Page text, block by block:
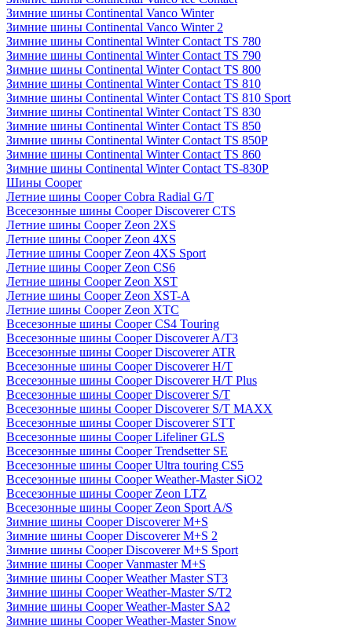
Зимние шины Continental Vanco Winter
Зимние шины Continental Vanco Winter 2
Зимние шины Continental Winter Contact TS 780
Зимние шины Continental Winter Contact TS 790
Зимние шины Continental Winter Contact TS 800
Зимние шины Continental Winter Contact TS 810
Зимние шины Continental Winter Contact TS 810 Sport
Зимние шины Continental Winter Contact TS 830
Зимние шины Continental Winter Contact TS 850
Зимние шины Continental Winter Contact TS 850P
Зимние шины Continental Winter Contact TS 860
Зимние шины Continental Winter Contact TS-830P
Шины Cooper
Летние шины Cooper Cobra Radial G/T
Всесезонные шины Cooper Discoverer CTS
Летние шины Cooper Zeon 2XS
Летние шины Cooper Zeon 4XS
Летние шины Cooper Zeon 4XS Sport
Летние шины Cooper Zeon CS6
Летние шины Cooper Zeon XST
Летние шины Cooper Zeon XST-A
Летние шины Cooper Zeon XTC
Всесезонные шины Cooper CS4 Touring
Всесезонные шины Cooper Discoverer A/T3
Всесезонные шины Cooper Discoverer ATR
Всесезонные шины Cooper Discoverer H/T
Всесезонные шины Cooper Discoverer H/T Plus
Всесезонные шины Cooper Discoverer S/T
Всесезонные шины Cooper Discoverer S/T MAXX
Всесезонные шины Cooper Discoverer STT
Всесезонные шины Cooper Lifeliner GLS
Всесезонные шины Cooper Trendsetter SE
Всесезонные шины Cooper Ultra touring CS5
Всесезонные шины Cooper Weather-Master SiO2
Всесезонные шины Cooper Zeon LTZ
Всесезонные шины Cooper Zeon Sport A/S
Зимние шины Cooper Discoverer M+S
Зимние шины Cooper Discoverer M+S 2
Зимние шины Cooper Discoverer M+S Sport
Зимние шины Cooper Vanmaster M+S
Зимние шины Cooper Weather Master ST3
Зимние шины Cooper Weather-Master S/T2
Зимние шины Cooper Weather-Master SA2
Зимние шины Cooper Weather-Master Snow